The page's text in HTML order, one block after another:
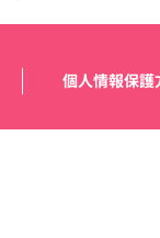
個人情報保護